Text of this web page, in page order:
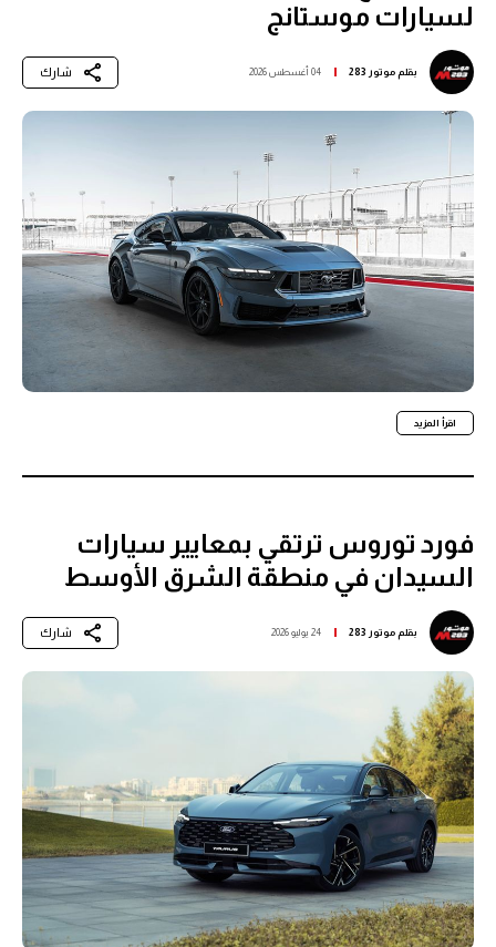
لسيارات موستانج
بقلمموتور 283 04 أغسطس 2026 شارك
اقرأ المزيد
فورد توروس ترتقي بمعايير سيارات
السيدان في منطقة الشرق الأوسط
بقلمموتور 283 24 يوليو 2026 شارك